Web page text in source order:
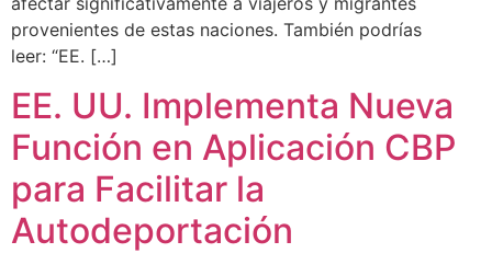
provenientes de estas naciones. También podrías
leer: “EE. […]
EE. UU. Implementa Nueva
Función en Aplicación CBP
para Facilitar la
Autodeportación